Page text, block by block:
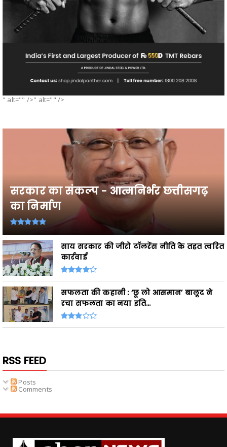
" alt="" />" alt="" />
सरकार का संकल्प - आत्मनिर्भर छत्तीसगढ़
का निर्माण
साय सरकार की जीरो टॉलरेंस नीति के तहत त्वरित
कार्रवाई
सफलता की कहानी : ‘छू लो आसमान’ बालूद ने
रचा सफलता का नया इति...
RSS FEED
Posts
Comments